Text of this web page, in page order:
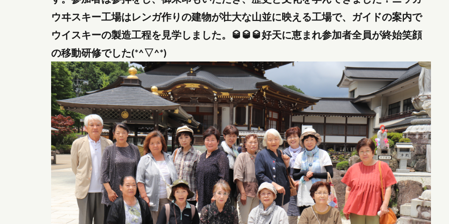
ウヰスキー工場はレンガ作りの建物が壮大な山並に映える工場で、ガイドの案内で
ウイスキーの製造工程を見学しました。🥃🥃🥃好天に恵まれ参加者全員が終始笑顔
の移動研修でした(*^▽^*)